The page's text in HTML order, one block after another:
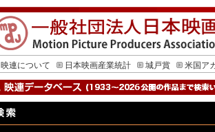
映連について 日本映画産業統計 城戸賞 米国ア